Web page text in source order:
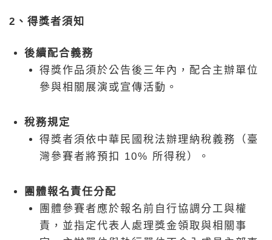
2、得獎者須知
後續配合義務
得獎作品須於公告後三年內，配合主辦單位
參與相關展演或宣傳活動。
稅務規定
得獎者須依中華民國稅法辦理納稅義務（臺
灣參賽者將預扣 10% 所得稅）。
團體報名責任分配
團體參賽者應於報名前自行協調分工與權
責，並指定代表人處理獎金領取與相關事